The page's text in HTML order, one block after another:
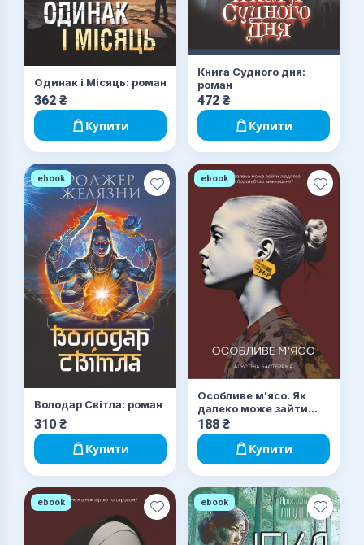
Одинак і Місяць: роман
362 ₴
Купити
Книга Судного дня:
роман
472 ₴
Купити
ebook
Володар Світла: роман
310 ₴
Купити
ebook
Особливе м'ясо. Як
далеко може зайти
людство у боротьбі за
виживання?
188 ₴
Купити
ebook ebook